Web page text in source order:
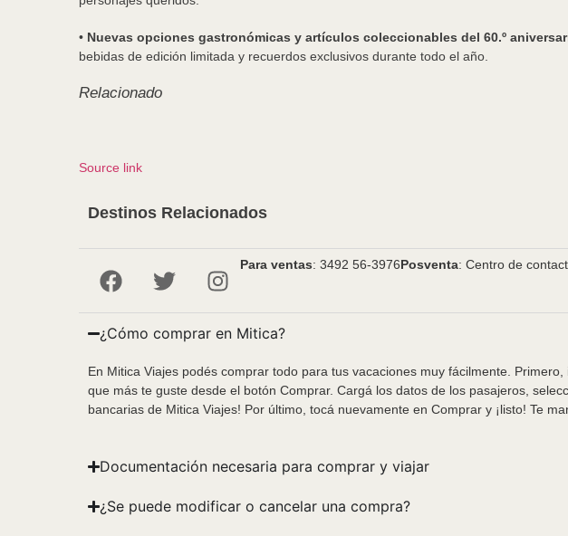
• Nuevas opciones gastronómicas y artículos coleccionables del 60.º
bebidas de edición limitada y recuerdos exclusivos durante todo el año.
Relacionado
Source link
Destinos Relacionados
Para ventas: 3492 56-3976Posventa: Centro de
¿Cómo comprar en Mitica?
En Mitica Viajes podés comprar todo para tus vacaciones muy fácilmente.
que más te guste desde el botón Comprar. Cargá los datos de los pasajeros,
bancarias de Mitica Viajes! Por último, tocá nuevamente en Comprar y ¡listo! Te
Documentación necesaria para comprar y viajar
¿Se puede modificar o cancelar una compra?